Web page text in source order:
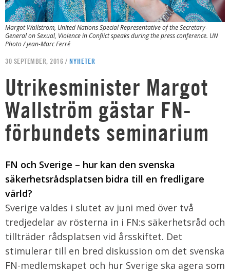
Margot Wallstrom, United Nations Special Representative of the Secretary-
General on Sexual, Violence in Conflict speaks during the press conference. UN
Photo / jean-Marc Ferré
30 SEPTEMBER, 2016 / NYHETER
Utrikesminister Margot
Wallström gästar FN-
förbundets seminarium
FN och Sverige – hur kan den svenska
säkerhetsrådsplatsen bidra till en fredligare
värld?
Sverige valdes i slutet av juni med över två
tredjedelar av rösterna in i FN:s säkerhetsråd och
tillträder rådsplatsen vid årsskiftet. Det
stimulerar till en bred diskussion om det svenska
FN-medlemskapet och hur Sverige ska agera som